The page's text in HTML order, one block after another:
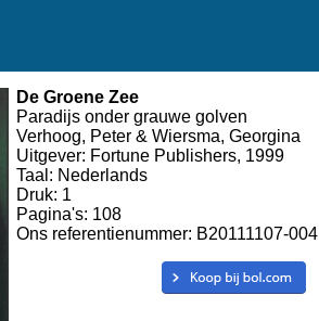
De Groene Zee
Paradijs onder grauwe golven
Verhoog, Peter & Wiersma, Georgina
Uitgever: Fortune Publishers, 1999
Taal: Nederlands
Druk: 1
Pagina's: 108
Ons referentienummer: B20111107-004